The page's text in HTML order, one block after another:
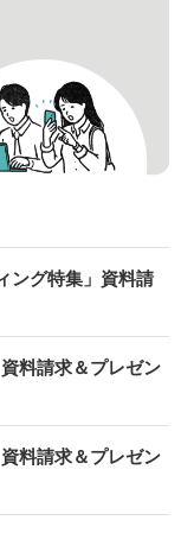
ング特集」資料請
料請求＆プレゼン
料請求＆プレゼン